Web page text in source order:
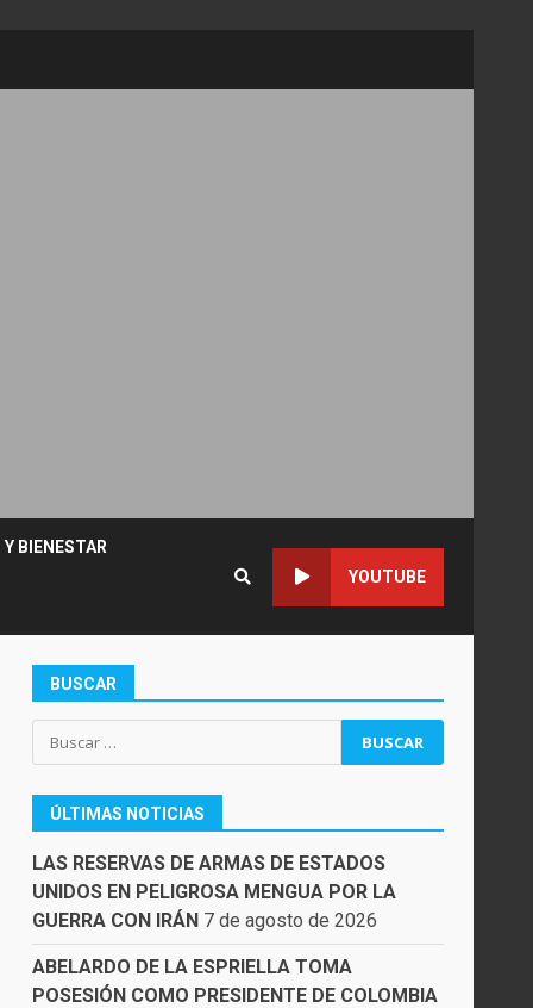
BIENESTAR
YOUTUBE
BUSCAR
Buscar:
ÚLTIMAS NOTICIAS
LAS RESERVAS DE ARMAS DE ESTADOS
UNIDOS EN PELIGROSA MENGUA POR LA
GUERRA CON IRÁN 7 de agosto de 2026
ABELARDO DE LA ESPRIELLA TOMA
POSESIÓN COMO PRESIDENTE DE COLOMBIA